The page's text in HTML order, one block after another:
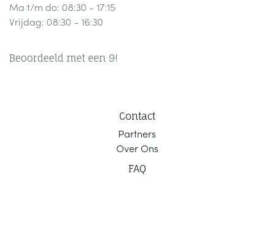
Ma t/m do: 08:30 - 17:15
Vrijdag: 08:30 - 16:30
Beoordeeld met een 9!
Contact
Partners
Over Ons
FAQ